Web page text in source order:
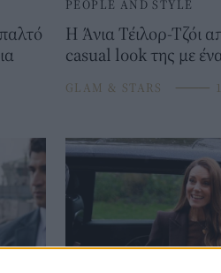
PEOPLE AND STYLE
Η Άνια Τέιλορ-Τζόι
casual look της με
GLAM & STARS ⸻